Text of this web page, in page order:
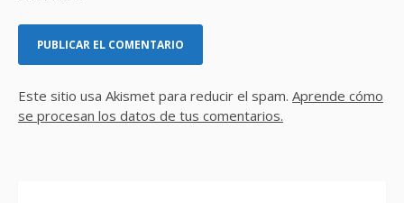
Este sitio usa Akismet para reducir el spam. Aprende cómo
se procesan los datos de tus comentarios.